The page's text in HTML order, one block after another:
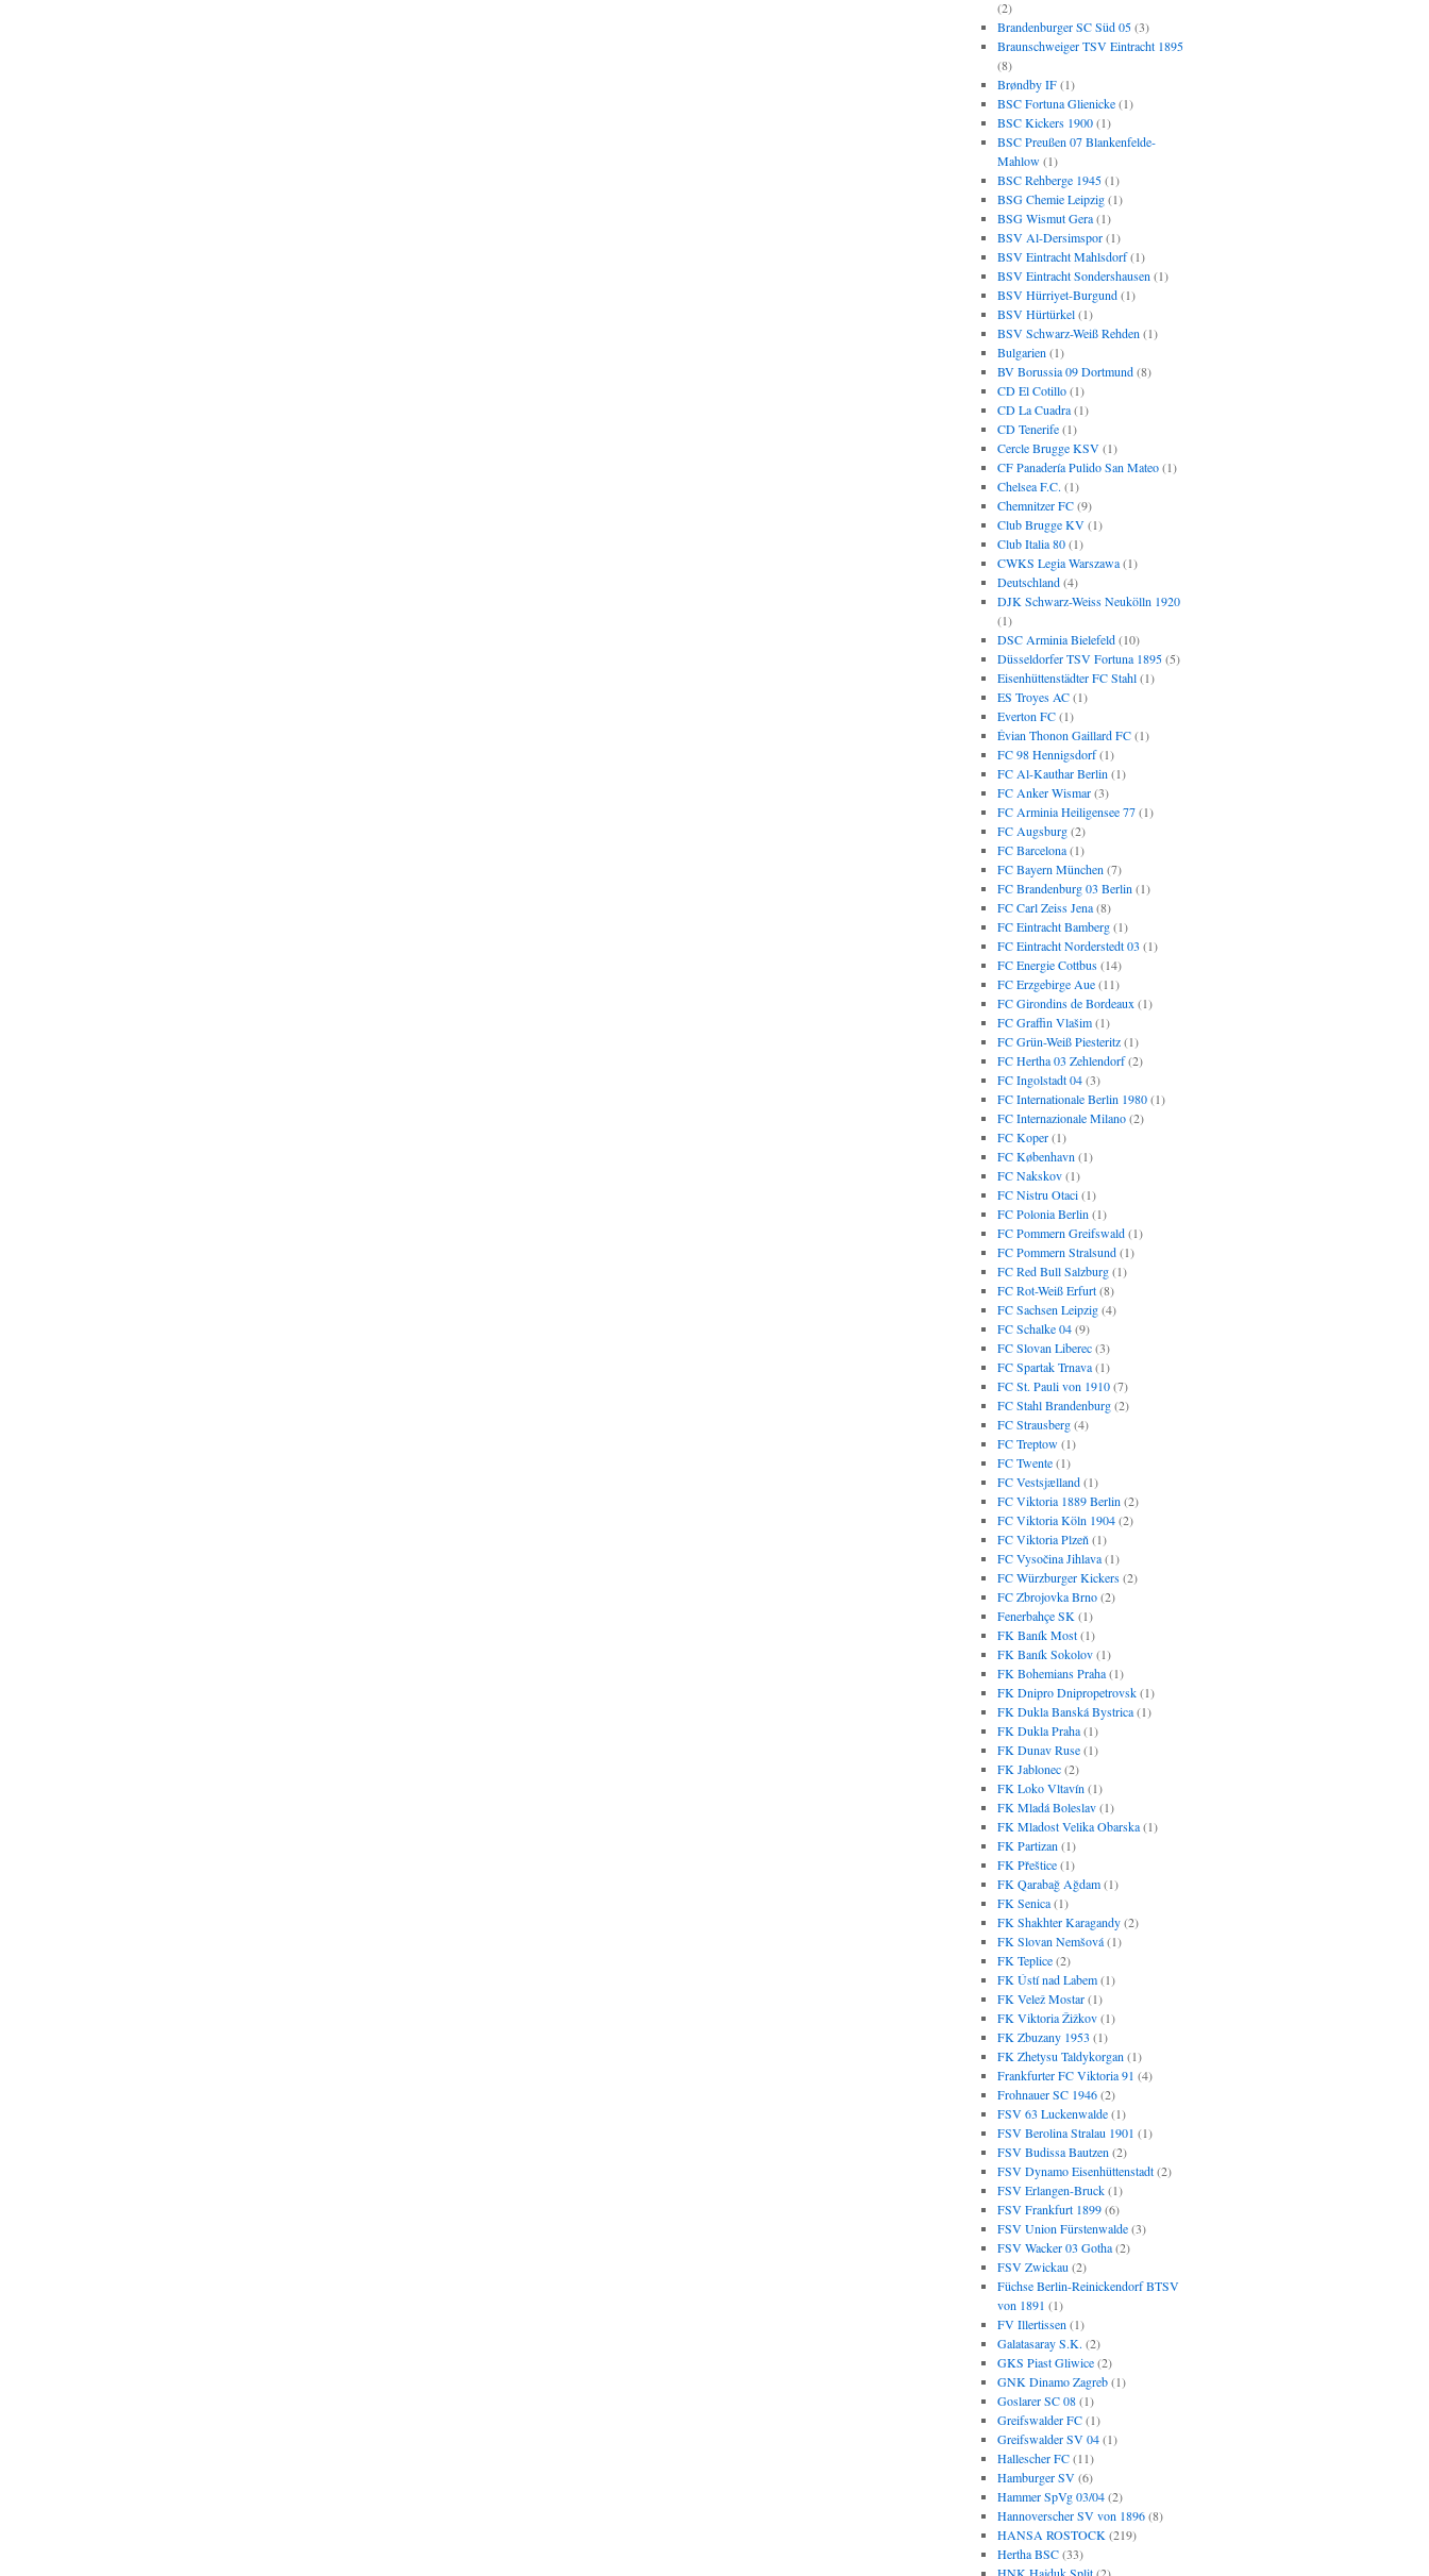
(2)
Brandenburger SC Süd 05(3)
Braunschweiger TSV Eintracht 1895
(8)
Brøndby IF(1)
BSC Fortuna Glienicke(1)
BSC Kickers 1900(1)
BSC Preußen 07 Blankenfelde-
Mahlow(1)
BSC Rehberge 1945(1)
BSG Chemie Leipzig(1)
BSG Wismut Gera(1)
BSV Al-Dersimspor(1)
BSV Eintracht Mahlsdorf(1)
BSV Eintracht Sondershausen (1)
BSV Hürriyet-Burgund(1)
BSV Hürtürkel(1)
BSV Schwarz-Weiß Rehden (1)
Bulgarien (1)
BV Borussia 09 Dortmund(8)
CD El Cotillo(1)
CD La Cuadra(1)
CD Tenerife(1)
Cercle Brugge KSV(1)
CF Panadería Pulido San Mateo(1)
Chelsea F.C. (1)
Chemnitzer FC(9)
Club Brugge KV(1)
Club Italia 80(1)
CWKS Legia Warszawa(1)
Deutschland(4)
DJK Schwarz-Weiss Neukölln 1920
(1)
DSC Arminia Bielefeld(10)
Düsseldorfer TSV Fortuna 1895(5)
Eisenhüttenstädter FC Stahl(1)
ES Troyes AC(1)
Everton FC(1)
Évian Thonon Gaillard FC(1)
FC 98 Hennigsdorf(1)
FC Al-Kauthar Berlin (1)
FC Anker Wismar(3)
FC Arminia Heiligensee 77(1)
FC Augsburg(2)
FC Barcelona(1)
FC Bayern München (7)
FC Brandenburg 03 Berlin (1)
FC Carl Zeiss Jena(8)
FC Eintracht Bamberg(1)
FC Eintracht Norderstedt 03 (1)
FC Energie Cottbus(14)
FC Erzgebirge Aue(11)
FC Girondins de Bordeaux (1)
FC Graffin Vlašim(1)
FC Grün-Weiß Piesteritz(1)
FC Hertha 03 Zehlendorf(2)
FC Ingolstadt 04(3)
FC Internationale Berlin 1980(1)
FC Internazionale Milano(2)
FC Koper(1)
FC København (1)
FC Nakskov(1)
FC Nistru Otaci(1)
FC Polonia Berlin (1)
FC Pommern Greifswald(1)
FC Pommern Stralsund(1)
FC Red Bull Salzburg(1)
FC Rot-Weiß Erfurt(8)
FC Sachsen Leipzig(4)
FC Schalke 04(9)
FC Slovan Liberec(3)
FC Spartak Trnava(1)
FC St. Pauli von 1910(7)
FC Stahl Brandenburg(2)
FC Strausberg(4)
FC Treptow(1)
FC Twente(1)
FC Vestsjælland(1)
FC Viktoria 1889 Berlin (2)
FC Viktoria Köln 1904(2)
FC Viktoria Plzeň (1)
FC Vysočina Jihlava(1)
FC Würzburger Kickers(2)
FC Zbrojovka Brno(2)
Fenerbahçe SK (1)
FK Baník Most(1)
FK Baník Sokolov(1)
FK Bohemians Praha(1)
FK Dnipro Dnipropetrovsk(1)
FK Dukla Banská Bystrica(1)
FK Dukla Praha(1)
FK Dunav Ruse(1)
FK Jablonec(2)
FK Loko Vltavín (1)
FK Mladá Boleslav(1)
FK Mladost Velika Obarska(1)
FK Partizan (1)
FK Přeštice(1)
FK Qarabağ Ağdam(1)
FK Senica(1)
FK Shakhter Karagandy(2)
FK Slovan Nemšová(1)
FK Teplice(2)
FK Ústí nad Labem(1)
FK Velež Mostar(1)
FK Viktoria Žižkov(1)
FK Zbuzany 1953 (1)
FK Zhetysu Taldykorgan (1)
Frankfurter FC Viktoria 91 (4)
Frohnauer SC 1946(2)
FSV 63 Luckenwalde(1)
FSV Berolina Stralau 1901 (1)
FSV Budissa Bautzen (2)
FSV Dynamo Eisenhüttenstadt(2)
FSV Erlangen-Bruck(1)
FSV Frankfurt 1899(6)
FSV Union Fürstenwalde(3)
FSV Wacker 03 Gotha(2)
FSV Zwickau (2)
Füchse Berlin-Reinickendorf BTSV
von 1891 (1)
FV Illertissen (1)
Galatasaray S.K. (2)
GKS Piast Gliwice(2)
GNK Dinamo Zagreb(1)
Goslarer SC 08(1)
Greifswalder FC(1)
Greifswalder SV 04(1)
Hallescher FC(11)
Hamburger SV(6)
Hammer SpVg 03/04(2)
Hannoverscher SV von 1896(8)
HANSA ROSTOCK (219)
Hertha BSC(33)